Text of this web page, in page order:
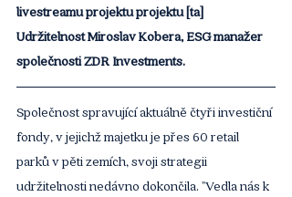
livestreamu projektu projektu [ta]
Udržitelnost Miroslav Kobera, ESG manažer
společnosti ZDR Investments.
Společnost spravující aktuálně čtyři investiční
fondy, v jejichž majetku je přes 60 retail
parků v pěti zemích, svoji strategii
udržitelnosti nedávno dokončila. "Vedla nás k